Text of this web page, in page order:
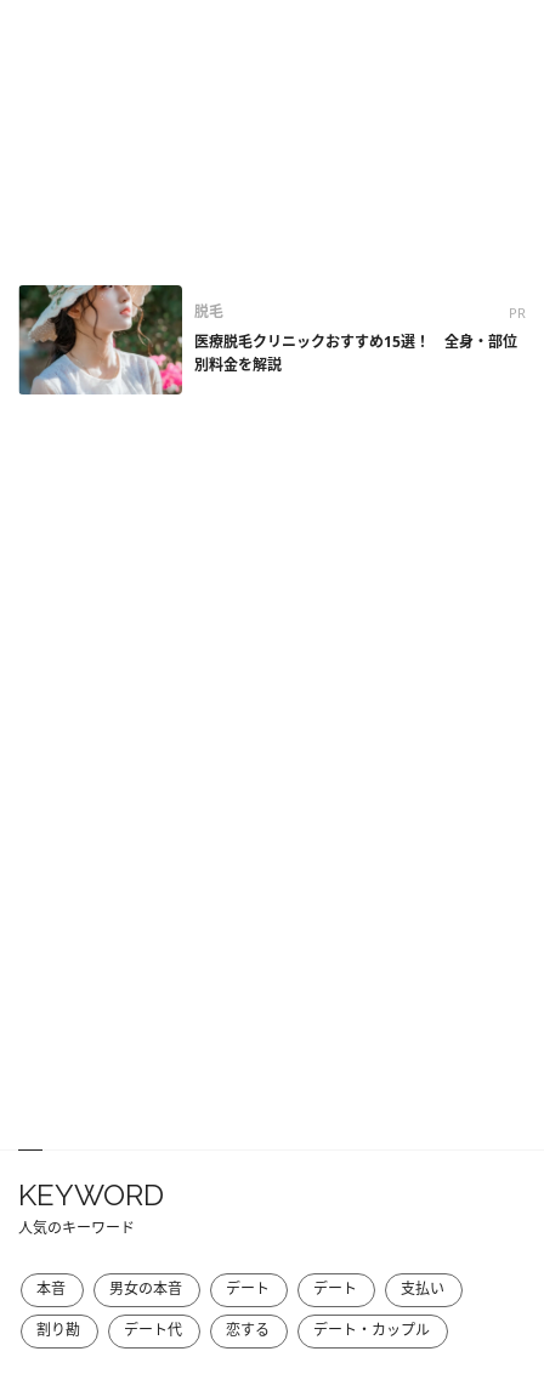
脱毛 PR
医療脱毛クリニックおすすめ15選！ 全身・部位
別料金を解説
KEYWORD
人気のキーワード
本音 男女の本音 デート デート
支払い
割り勘
デート代 恋する デート・カップル